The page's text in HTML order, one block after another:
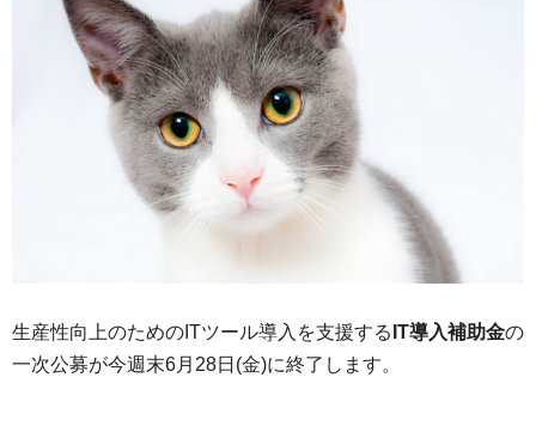
生産性向上のためのITツール導入を支援する IT導入補助金の
一次公募が今週末6月28日(金)に終了します。